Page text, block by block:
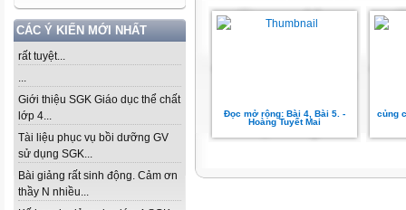
CÁC Ý KIẾN MỚI NHẤT
rất tuyệt...
...
Giới thiệu SGK Giáo dục thể chất
lớp 4...
Tài liệu phục vụ bồi dưỡng GV
sử dụng SGK...
Bài giảng rất sinh động. Cảm ơn
thầy N nhiều...
Đọc mở rộng: Bài 4, Bài 5. -
Hoàng Tuyết Mai
củng